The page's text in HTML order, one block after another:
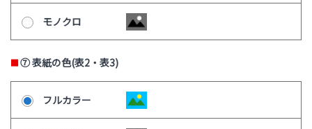
モノクロ
⑦表紙の色(表2・表3)
フルカラー